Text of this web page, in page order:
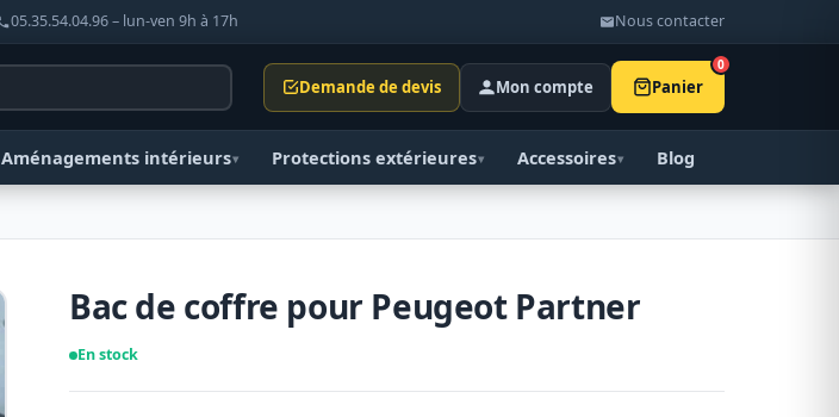
05.35.54.04.96 – lun-ven 9h à 17h Nous contacter
Demande de devis Mon compte Panier
0
Aménagements intérieurs▾ Protections extérieures▾ Accessoires▾ Blog
Bac de coffre pour Peugeot Partner
En stock